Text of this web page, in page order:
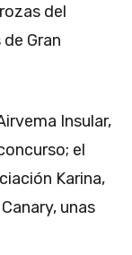
del
Gran
Insular,
el
Karina,
unas